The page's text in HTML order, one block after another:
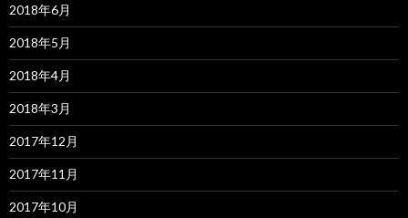
2018年6月
2018年5月
2018年4月
2018年3月
2017年12月
2017年11月
2017年10月